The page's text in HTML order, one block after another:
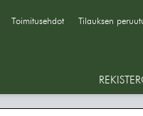
Toimitusehdot Tilauksen